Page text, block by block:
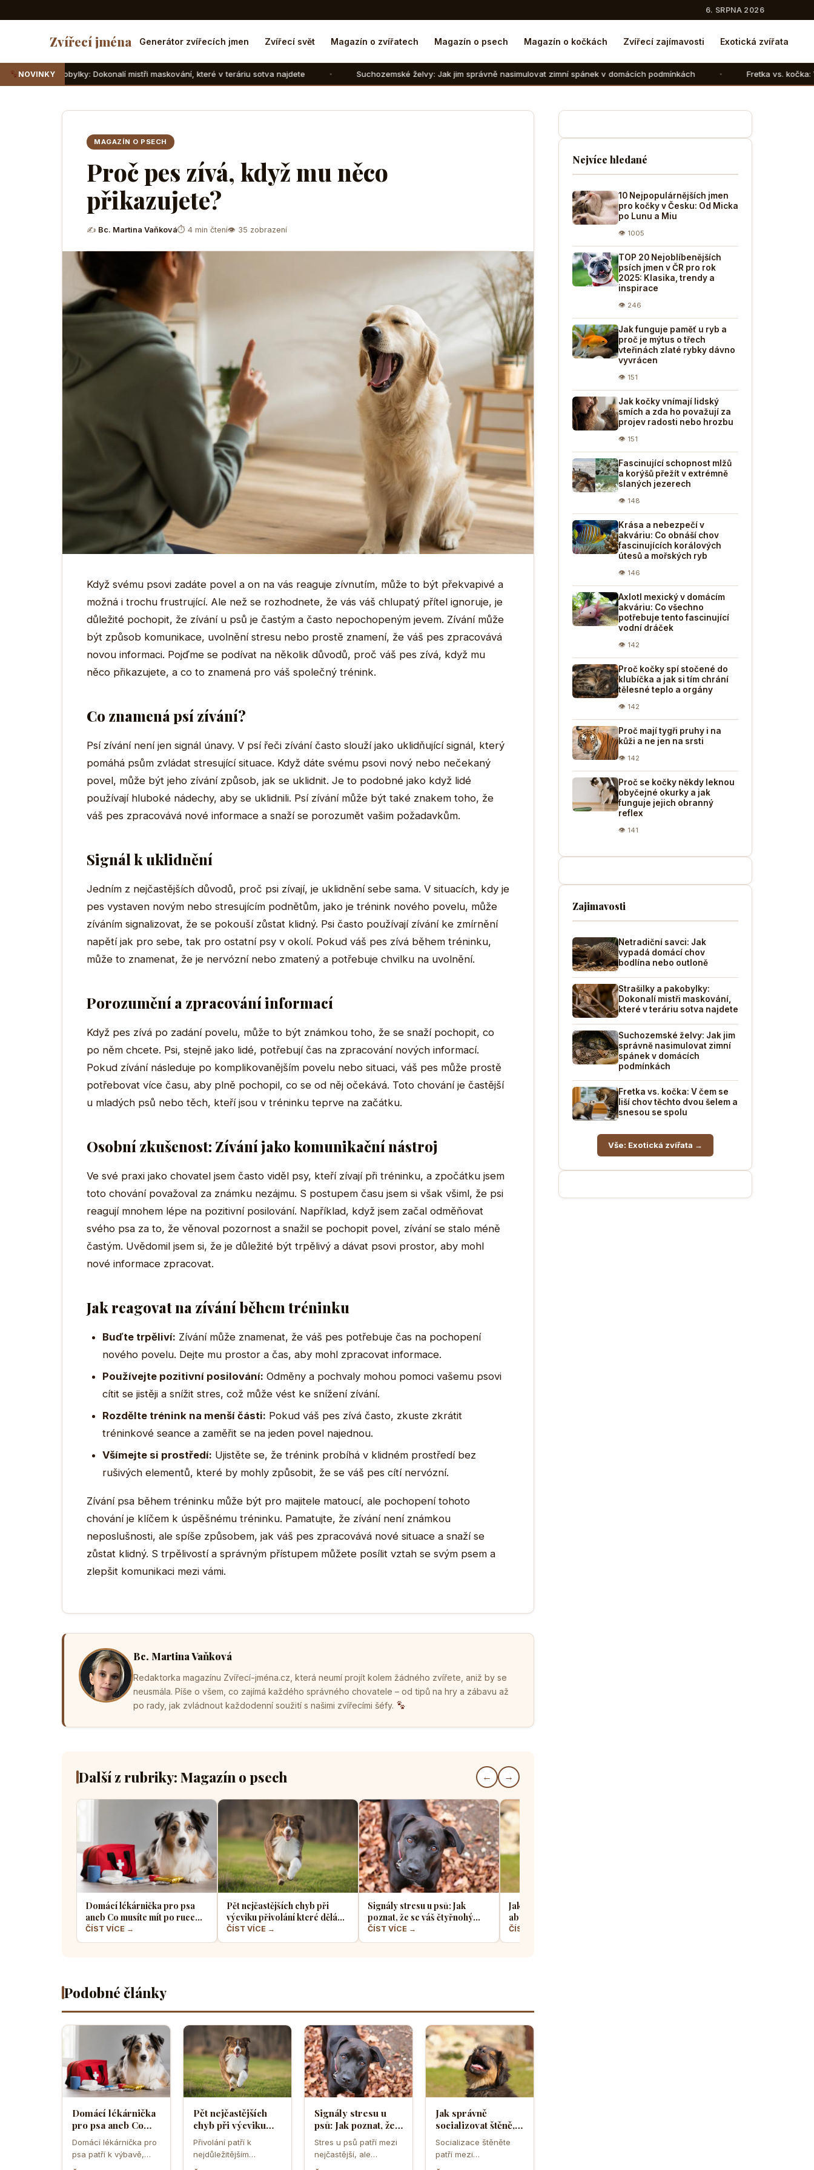
6. SRPNA 2026
Zvířecí jména Generátor zvířecích jmen Zvířecí svět Magazín o zvířatech Magazín o psech Magazín o kočkách Zvířecí zajímavosti Exotická zvířata
NOVINKY
Dokonalí mistři maskování, které v teráriu sotva najdete Suchozemské želvy: Jak jim správně nasimulovat zimní spánek v domácích podmínkách Fretka vs. kočka: V čem se liší chov
MAGAZÍN O PSECH
Proč pes zívá, když mu něco
přikazujete?
✍ Bc. Martina Vaňková⏱ 4 min čtení👁 35 zobrazení
Když svému psovi zadáte povel a on na vás reaguje zívnutím, může to být překvapivé a
možná i trochu frustrující. Ale než se rozhodnete, že vás váš chlupatý přítel ignoruje, je
důležité pochopit, že zívání u psů je častým a často nepochopeným jevem. Zívání může
být způsob komunikace, uvolnění stresu nebo prostě znamení, že váš pes zpracovává
novou informaci. Pojďme se podívat na několik důvodů, proč váš pes zívá, když mu
něco přikazujete, a co to znamená pro váš společný trénink.
Co znamená psí zívání?
Psí zívání není jen signál únavy. V psí řeči zívání často slouží jako uklidňující signál, který
pomáhá psům zvládat stresující situace. Když dáte svému psovi nový nebo nečekaný
povel, může být jeho zívání způsob, jak se uklidnit. Je to podobné jako když lidé
používají hluboké nádechy, aby se uklidnili. Psí zívání může být také znakem toho, že
váš pes zpracovává nové informace a snaží se porozumět vašim požadavkům.
Signál k uklidnění
Jedním z nejčastějších důvodů, proč psi zívají, je uklidnění sebe sama. V situacích, kdy je
pes vystaven novým nebo stresujícím podnětům, jako je trénink nového povelu, může
zíváním signalizovat, že se pokouší zůstat klidný. Psi často používají zívání ke zmírnění
napětí jak pro sebe, tak pro ostatní psy v okolí. Pokud váš pes zívá během tréninku,
může to znamenat, že je nervózní nebo zmatený a potřebuje chvilku na uvolnění.
Porozumění a zpracování informací
Když pes zívá po zadání povelu, může to být známkou toho, že se snaží pochopit, co
po něm chcete. Psi, stejně jako lidé, potřebují čas na zpracování nových informací.
Pokud zívání následuje po komplikovanějším povelu nebo situaci, váš pes může prostě
potřebovat více času, aby plně pochopil, co se od něj očekává. Toto chování je častější
u mladých psů nebo těch, kteří jsou v tréninku teprve na začátku.
Osobní zkušenost: Zívání jako komunikační nástroj
Ve své praxi jako chovatel jsem často viděl psy, kteří zívají při tréninku, a zpočátku jsem
toto chování považoval za známku nezájmu. S postupem času jsem si však všiml, že psi
reagují mnohem lépe na pozitivní posilování. Například, když jsem začal odměňovat
svého psa za to, že věnoval pozornost a snažil se pochopit povel, zívání se stalo méně
častým. Uvědomil jsem si, že je důležité být trpělivý a dávat psovi prostor, aby mohl
nové informace zpracovat.
Jak reagovat na zívání během tréninku
Buďte trpěliví: Zívání může znamenat, že váš pes potřebuje čas na pochopení
nového povelu. Dejte mu prostor a čas, aby mohl zpracovat informace.
Používejte pozitivní posilování: Odměny a pochvaly mohou pomoci vašemu psovi
cítit se jistěji a snížit stres, což může vést ke snížení zívání.
Rozdělte trénink na menší části: Pokud váš pes zívá často, zkuste zkrátit
tréninkové seance a zaměřit se na jeden povel najednou.
Všímejte si prostředí: Ujistěte se, že trénink probíhá v klidném prostředí bez
rušivých elementů, které by mohly způsobit, že se váš pes cítí nervózní.
Zívání psa během tréninku může být pro majitele matoucí, ale pochopení tohoto
chování je klíčem k úspěšnému tréninku. Pamatujte, že zívání není známkou
neposlušnosti, ale spíše způsobem, jak váš pes zpracovává nové situace a snaží se
zůstat klidný. S trpělivostí a správným přístupem můžete posílit vztah se svým psem a
zlepšit komunikaci mezi vámi.
Bc. Martina Vaňková
Redaktorka magazínu Zvířecí-jména.cz, která neumí projít kolem žádného zvířete, aniž by se
neusmála. Píše o všem, co zajímá každého správného chovatele – od tipů na hry a zábavu až
po rady, jak zvládnout každodenní soužití s našimi zvířecími šéfy.
Další z rubriky: Magazín o psech ← →
Domácí lékárnička pro psa
aneb Co musíte mít po ruce
pro případ nouze
ČÍST VÍCE →
Pět nejčastějších chyb při
výcviku přivolání které dělá
většina pejskařů
ČÍST VÍCE →
Signály stresu u psů: Jak
poznat, že se váš čtyřnohý
přítel necítí komfortně
ČÍST VÍCE →
Jak správně socializovat štěně,
aby z něj vyrostl sebevědomý
a klidný pes
ČÍST VÍCE →
Podobné články
Domácí lékárnička
pro psa aneb Co
musíte mít po ruce
pro případ nouze
Domácí lékárnička pro
psa patří k výbavě,
Pět nejčastějších
chyb při výcviku
přivolání které dělá
většina pejskařů
Přivolání patří k
nejdůležitějším
Signály stresu u
psů: Jak poznat, že
se váš čtyřnohý
přítel necítí
komfortně
Stres u psů patří mezi
nejčastější, ale
Jak správně
socializovat štěně,
aby z něj vyrostl
sebevědomý a
klidný pes
Socializace štěněte
patří mezi
Nejvíce hledané
10 Nejpopulárnějších jmen
pro kočky v Česku: Od Micka
po Lunu a Miu
👁 1005
TOP 20 Nejoblíbenějších
psích jmen v ČR pro rok
2025: Klasika, trendy a
inspirace
👁 246
Jak funguje paměť u ryb a
proč je mýtus o třech
vteřinách zlaté rybky dávno
vyvrácen
👁 151
Jak kočky vnímají lidský
smích a zda ho považují za
projev radosti nebo hrozbu
👁 151
Fascinující schopnost mlžů
a korýšů přežít v extrémně
slaných jezerech
👁 148
Krása a nebezpečí v
akváriu: Co obnáší chov
fascinujících korálových
útesů a mořských ryb
👁 146
Axlotl mexický v domácím
akváriu: Co všechno
potřebuje tento fascinující
vodní dráček
👁 142
Proč kočky spí stočené do
klubíčka a jak si tím chrání
tělesné teplo a orgány
👁 142
Proč mají tygři pruhy i na
kůži a ne jen na srsti
👁 142
Proč se kočky někdy leknou
obyčejné okurky a jak
funguje jejich obranný
reflex
👁 141
Zajimavosti
Netradiční savci: Jak
vypadá domácí chov
bodlína nebo outloně
Strašilky a pakobylky:
Dokonalí mistři maskování,
které v teráriu sotva najdete
Suchozemské želvy: Jak jim
správně nasimulovat zimní
spánek v domácích
podmínkách
Fretka vs. kočka: V čem se
liší chov těchto dvou šelem a
snesou se spolu
Vše: Exotická zvířata →